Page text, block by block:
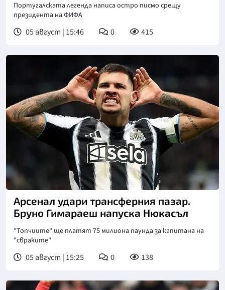
Португалската легенда написа остро писмо срещу
президента на ФИФА
05 август | 15:46 0 415
Снимка: goggle
Арсенал удари трансферния пазар.
Бруно Гимараеш напуска Нюкасъл
"Топчиите" ще платят 75 милиона паунда за капитана на
"свраките"
05 август | 15:25 0 138